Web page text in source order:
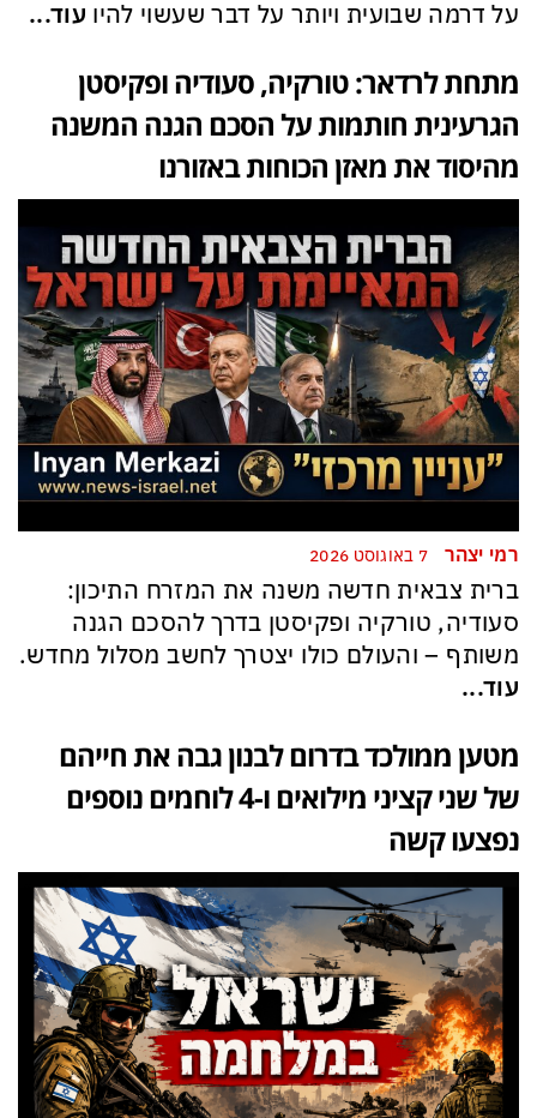
על דרמה שבועית ויותר על דבר שעשוי להיו עוד...
מתחת לרדאר: טורקיה, סעודיה ופקיסטן
הגרעינית חותמות על הסכם הגנה המשנה
מהיסוד את מאזן הכוחות באזורנו
רמי יצהר
ברית צבאית חדשה משנה את המזרח התיכון:
סעודיה, טורקיה ופקיסטן בדרך להסכם הגנה
משותף – והעולם כולו יצטרך לחשב מסלול מחדש.
עוד...
מטען ממולכד בדרום לבנון גבה את חייהם
של שני קציני מילואים ו-4 לוחמים נוספים
נפצעו קשה